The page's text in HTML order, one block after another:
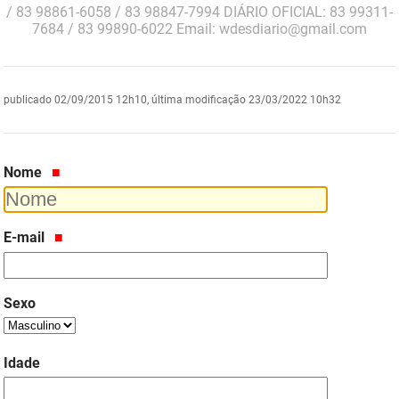
Desenvolvimento e da Articulação Municipal
Desenvolvimento Humano
Educação
Juventude, Esporte e Lazer
Mulher e da Diversidade Humana
DETRAN
EMPAER
Fundação Casa de José Américo
FUNDAC
publicado 02/09/2015 12h10, última modificação 23/03/2022 10h32
/ 83 98861-6058 / 83 98847-7994 DIÁRIO OFICIAL: 83 99311-
7684 / 83 99890-6022 Email: wdesdiario@gmail.com
Nome
E-mail
Sexo
Idade